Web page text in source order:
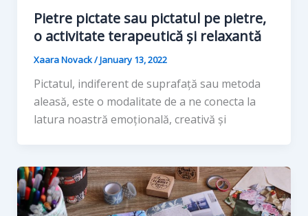
Pietre pictate sau pictatul pe pietre,
o activitate terapeutică și relaxantă
Xaara Novack/January 13, 2022
Pictatul, indiferent de suprafață sau metoda
aleasă, este o modalitate de a ne conecta la
latura noastră emoțională, creativă și